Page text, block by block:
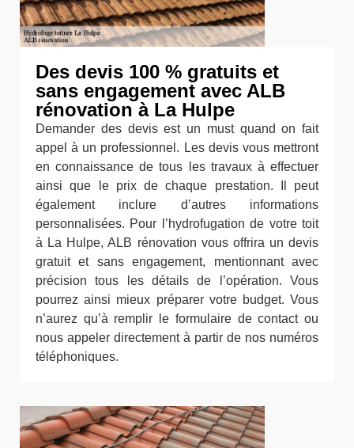
Des devis 100 % gratuits et
sans engagement avec ALB
rénovation à La Hulpe
Demander des devis est un must quand on fait
appel à un professionnel. Les devis vous mettront
en connaissance de tous les travaux à effectuer
ainsi que le prix de chaque prestation. Il peut
également inclure d’autres informations
personnalisées. Pour l’hydrofugation de votre toit
à La Hulpe, ALB rénovation vous offrira un devis
gratuit et sans engagement, mentionnant avec
précision tous les détails de l’opération. Vous
pourrez ainsi mieux préparer votre budget. Vous
n’aurez qu’à remplir le formulaire de contact ou
nous appeler directement à partir de nos numéros
téléphoniques.